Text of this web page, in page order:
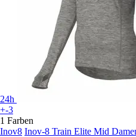
24h
+-3
1 Farben
Inov8 Inov-8 Train Elite Mid